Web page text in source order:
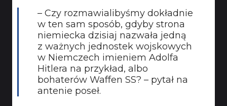
– Czy rozmawialibyśmy dokładnie
w ten sam sposób, gdyby strona
niemiecka dzisiaj nazwała jedną
z ważnych jednostek wojskowych
w Niemczech imieniem Adolfa
Hitlera na przykład, albo
bohaterów Waffen SS? – pytał na
antenie poseł.